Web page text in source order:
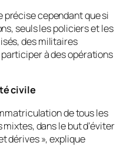
cependant que si
seuls les policiers et les
des militaires
à des opérations
civile
de tous les
dans le but d’éviter
dérives», explique